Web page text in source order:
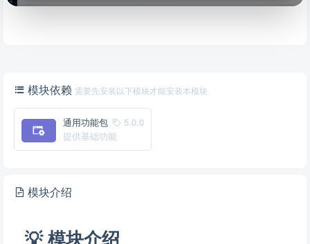
模块依赖 需要先安装以下模块才能安装本模块
5.0.0
通用功能包
提供基础功能
模块介绍
💡 模块介绍